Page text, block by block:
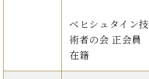
ベヒシュタイン技
術者の会 正会員
在籍